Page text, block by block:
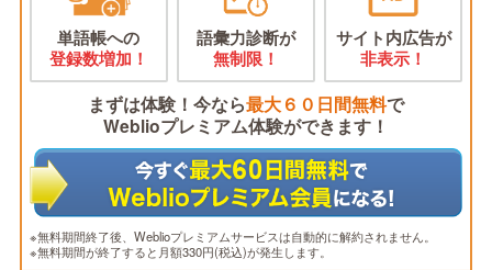
単語帳への
登録数増加！
語彙力診断が
無制限！
サイト内広告が
非表示！
まずは体験！今なら最大６０日間無料で
Weblioプレミアム体験ができます！
※無料期間終了後、Weblioプレミアムサービスは自動的に解約されません。
※無料期間が終了すると月額330円(税込)が発生します。